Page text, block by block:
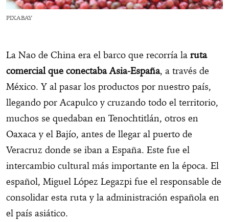
PIXABAY
La Nao de China era el barco que recorría la ruta
comercial que conectaba Asia-España, a través de
México. Y al pasar los productos por nuestro país,
llegando por Acapulco y cruzando todo el territorio,
muchos se quedaban en Tenochtitlán, otros en
Oaxaca y el Bajío, antes de llegar al puerto de
Veracruz donde se iban a España. Este fue el
intercambio cultural más importante en la época. El
español, Miguel López Legazpi fue el responsable de
consolidar esta ruta y la administración española en
el país asiático.